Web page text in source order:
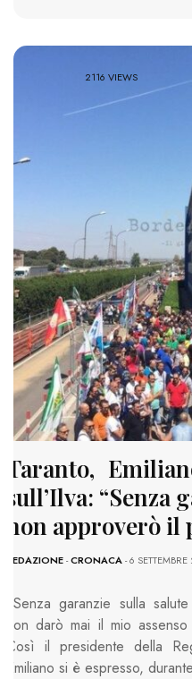
2116 VIEWS
Taranto,
sull’Ilva: “Senza
non approverò il
REDAZIONE-CRONACA- 6 SETTEMBRE
“Senza garanzie sulla
non darò mai il mio
Così il presidente della
Emiliano si è espresso,